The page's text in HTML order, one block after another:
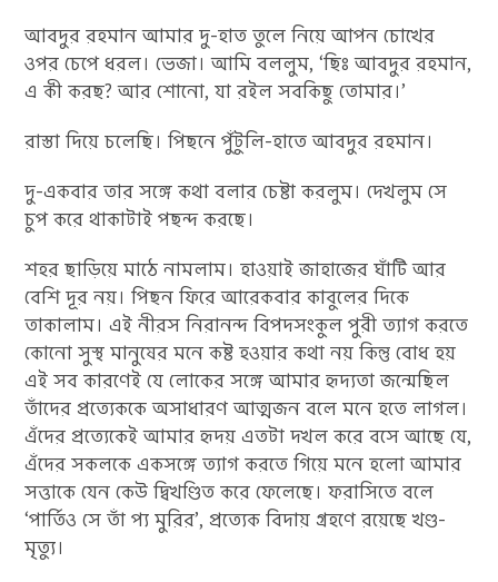
আবদুর রহমান আমার দু-হাত তুলে নিয়ে আপন চোখের
ওপর চেপে ধরল। ভেজা। আমি বললুম, ‘ছিঃ আবদুর রহমান,
এ কী করছ? আর শোনো, যা রইল সবকিছু তোমার।’
রাস্তা দিয়ে চলেছি। পিছনে পুঁটুলি-হাতে আবদুর রহমান।
দু-একবার তার সঙ্গে কথা বলার চেষ্টা করলুম। দেখলুম সে
চুপ করে থাকাটাই পছন্দ করছে।
শহর ছাড়িয়ে মাঠে নামলাম। হাওয়াই জাহাজের ঘাঁটি আর
বেশি দূর নয়। পিছন ফিরে আরেকবার কাবুলের দিকে
তাকালাম। এই নীরস নিরানন্দ বিপদসংকুল পুরী ত্যাগ করতে
কোনো সুস্থ মানুষের মনে কষ্ট হওয়ার কথা নয় কিন্তু বোধ হয়
এই সব কারণেই যে লোকের সঙ্গে আমার হৃদ্যতা জন্মেছিল
তাঁদের প্রত্যেককে অসাধারণ আত্মজন বলে মনে হতে লাগল।
এঁদের প্রত্যেকেই আমার হৃদয় এতটা দখল করে বসে আছে যে,
এঁদের সকলকে একসঙ্গে ত্যাগ করতে গিয়ে মনে হলো আমার
সত্তাকে যেন কেউ দ্বিখণ্ডিত করে ফেলেছে। ফরাসিতে বলে
‘পার্তিও সে তাঁ প্য মুরির’, প্রত্যেক বিদায় গ্রহণে রয়েছে খণ্ড-
মৃত্যু।